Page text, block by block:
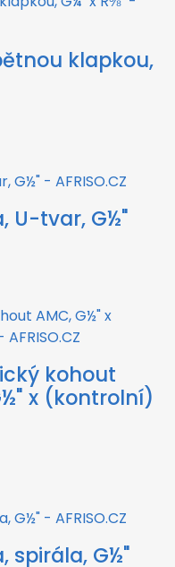
klapkou,
U-tvar, G½"
kohout
x (kontrolní)
spirála, G½"